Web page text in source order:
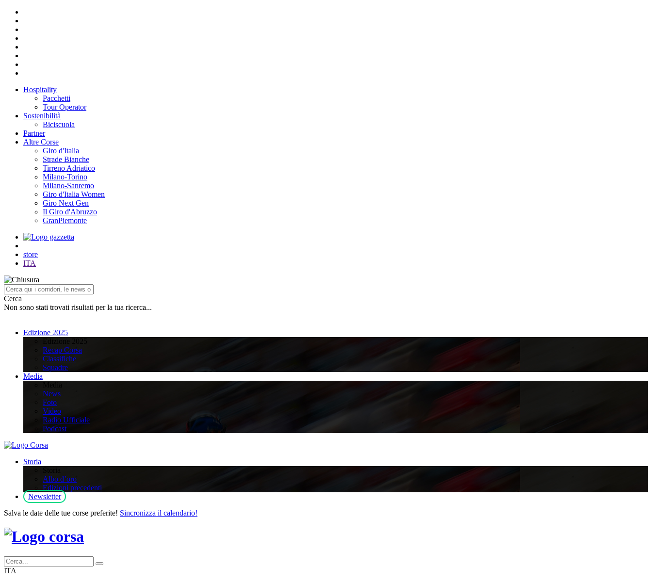
Hospitality
Pacchetti
Tour Operator
Sostenibilità
Biciscuola
Partner
Altre Corse
Giro d'Italia
Strade Bianche
Tirreno Adriatico
Milano-Torino
Milano-Sanremo
Giro d'Italia Women
Giro Next Gen
Il Giro d'Abruzzo
GranPiemonte
store
ITA
Cerca
Non sono stati trovati risultati per la tua ricerca...
Edizione 2025
Recap Corsa
Classifiche
Squadre
Media
News
Foto
Video
Radio Ufficiale
Podcast
Storia
Albo d’oro
Edizioni precedenti
Newsletter
Salva le date delle tue corse preferite! Sincronizza il calendario!
ITA